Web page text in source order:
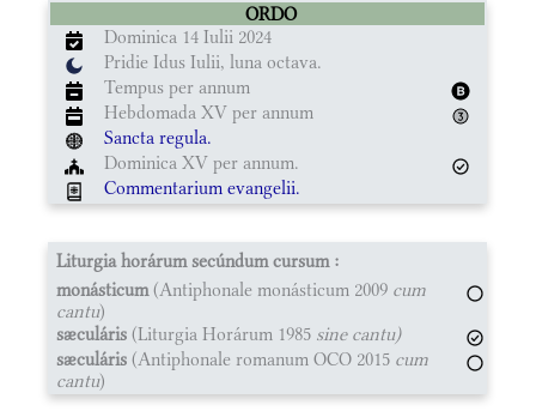
ORDO
Dominica 14 Iulii 2024
Pridie Idus Iulii, luna octava.
Tempus per annum
Hebdomada XV per annum
Sancta regula.
Dominica XV per annum.
Commentarium evangelii.
Liturgia horárum secúndum cursum :
monásticum(Antiphonale monásticum 2009 cum
cantu)
sæculáris (Liturgia Horárum 1985 sine cantu)
sæculáris (Antiphonale romanum OCO 2015 cum
cantu)